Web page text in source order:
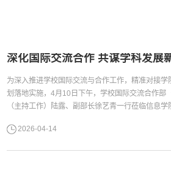
为深入推进学校国际交流与合作工作，精准对接学
划落地实施，4月10日下午，学校国际交流合作部
（主持工作）陆露、副部长徐艺青一行莅临信息
主持。会议现场会上，王常吉代表学院对国际部长
2026-04-14